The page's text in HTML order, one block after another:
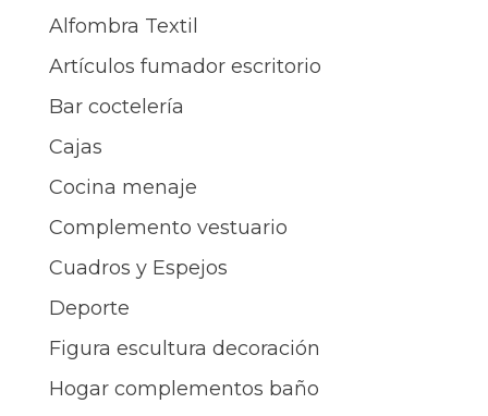
Alfombra Textil
Artículos fumador escritorio
Bar coctelería
Cajas
Cocina menaje
Complemento vestuario
Cuadros y Espejos
Deporte
Figura escultura decoración
Hogar complementos baño